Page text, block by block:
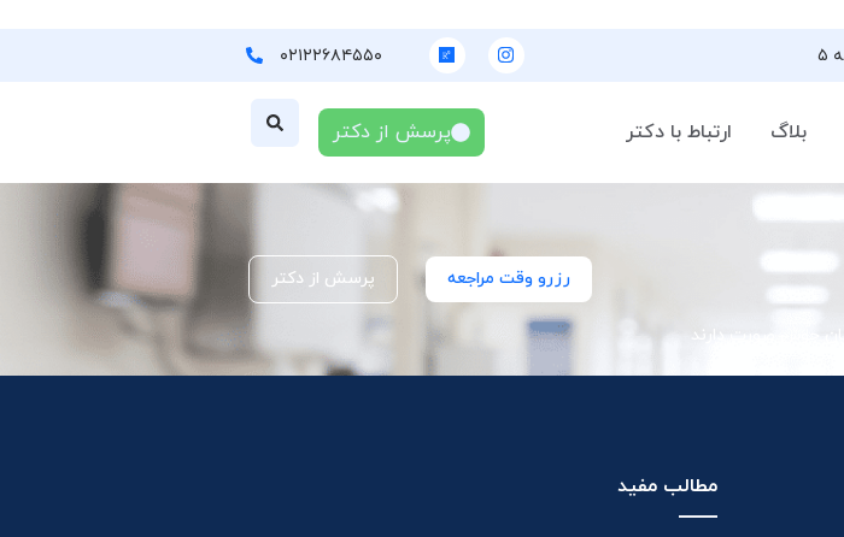
۰۲۱۲۲۶۸۴۵۵۰
بلاگ ارتباط با دکتر پرسش از دکتر
جوش صورت دارند
رزرو وقت مراجعه پرسش از دکتر
مطالب مفید